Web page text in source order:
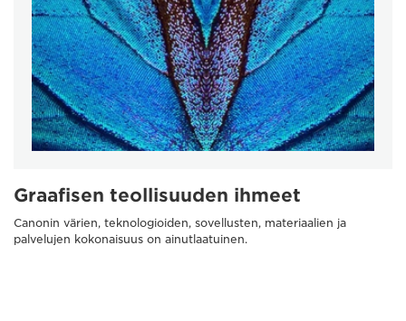
Graafisen teollisuuden ihmeet
Canonin värien, teknologioiden, sovellusten, materiaalien ja
palvelujen kokonaisuus on ainutlaatuinen.